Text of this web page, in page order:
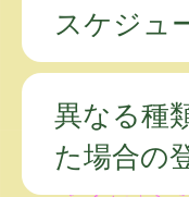
スケジュ
異なる種
た場合の